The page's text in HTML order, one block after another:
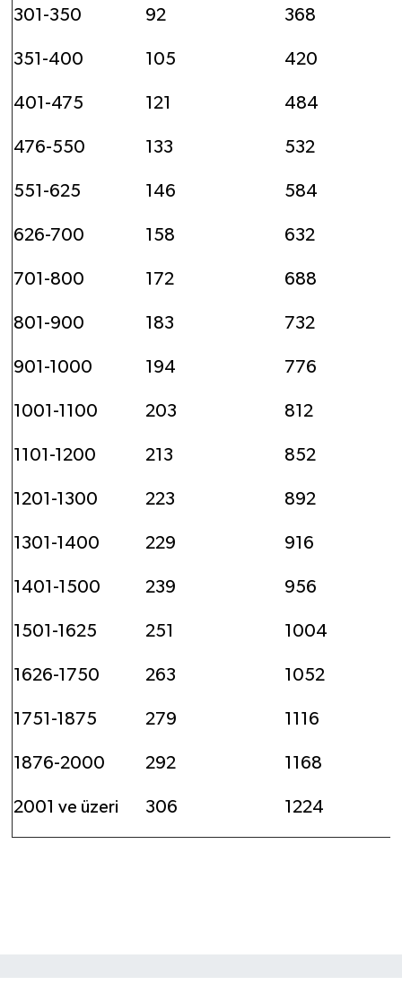
301-350 92 368
351-400 105 420
401-475 121 484
476-550 133 532
551-625 146 584
626-700 158 632
701-800 172 688
801-900 183 732
901-1000 194 776
1001-1100 203 812
1101-1200 213 852
1201-1300 223 892
1301-1400 229 916
1401-1500 239 956
1501-1625 251 1004
1626-1750 263 1052
1751-1875 279 1116
1876-2000 292 1168
2001 ve üzeri 306 1224